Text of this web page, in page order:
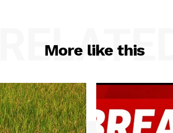
More like this
RELATED